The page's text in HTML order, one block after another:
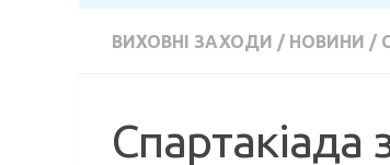
ВИХОВНІ ЗАХОДИ / НОВИНИ /
Спартакіада